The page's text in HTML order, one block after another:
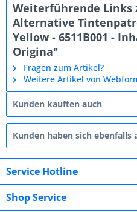
Weiterführende Links
Alternative
Yellow - 6511B001 -
Origina"
Fragen zum Artikel?
Weitere Artikel von
Kunden kauften auch
Kunden haben sich ebenfalls
Service Hotline
Shop Service